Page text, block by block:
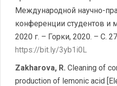
Международной научно-
конференции студентов и
2020 г. – Горки, 2020. – С.
https://bit.ly/3yb1i0L
Zakharova, R. Cleaning of
production of lemonic acid